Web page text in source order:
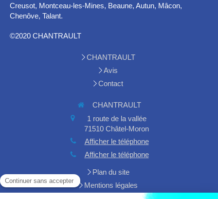
Creusot, Montceau-les-Mines, Beaune, Autun, Mâcon,
Chenôve, Talant.
©2020 CHANTRAULT
CHANTRAULT
Avis
Contact
CHANTRAULT
1 route de la vallée
71510 Châtel-Moron
Afficher le téléphone
Afficher le téléphone
Plan du site
Mentions légales